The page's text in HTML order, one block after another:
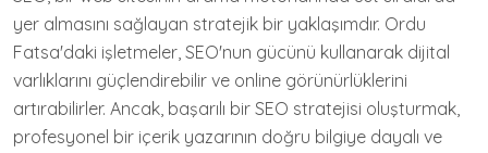
yer almasını sağlayan stratejik bir yaklaşımdır. Ordu
Fatsa'daki işletmeler, SEO'nun gücünü kullanarak dijital
varlıklarını güçlendirebilir ve online görünürlüklerini
artırabilirler. Ancak, başarılı bir SEO stratejisi oluşturmak,
profesyonel bir içerik yazarının doğru bilgiye dayalı ve